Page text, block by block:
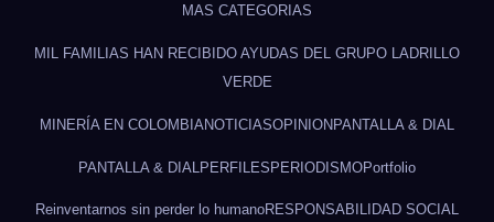
MAS CATEGORIAS
MIL FAMILIAS HAN RECIBIDO AYUDAS DEL GRUPO LADRILLO
VERDE
MINERÍA EN COLOMBIANOTICIASOPINIONPANTALLA & DIAL
PANTALLA & DIAL PERFILESPERIODISMOPortfolio
Reinventarnos sin perder lo humanoRESPONSABILIDAD SOCIAL